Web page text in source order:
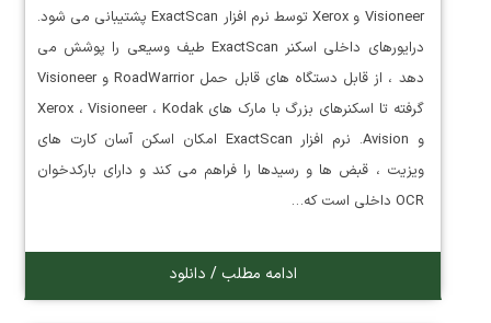
Visioneer و Xerox توسط نرم افزار ExactScan پشتیبانی می شود.
درایورهای داخلی اسکنر ExactScan طیف وسیعی را پوشش می
دهد ، از قابل دستگاه های قابل حمل RoadWarrior و Visioneer
گرفته تا اسکنرهای بزرگ با مارک های Xerox ، Visioneer ، Kodak
و Avision. نرم افزار ExactScan امکان اسکن آسان کارت های
ویزیت ، قبض ها و رسیدها را فراهم می کند و دارای بارکدخوان
OCR داخلی است که…
ادامه مطلب / دانلود